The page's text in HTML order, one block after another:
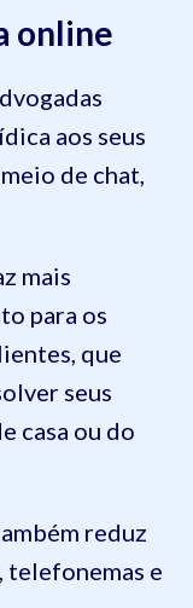
online
aos seus
de chat,
mais
para os
que
seus
casa ou do
reduz
telefonemas e